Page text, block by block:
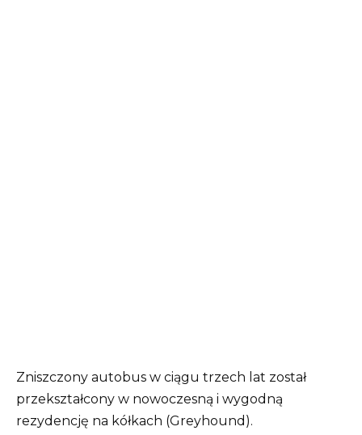
Zniszczony autobus w ciągu trzech lat został
przekształcony w nowoczesną i wygodną
rezydencję na kółkach (Greyhound).